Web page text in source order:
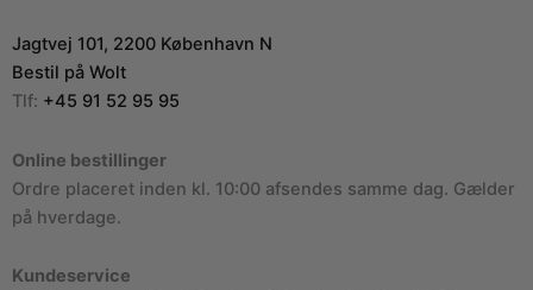
Jagtvej 101, 2200 København N
Bestil på Wolt
Tlf: +45 91 52 95 95
Online bestillinger
Ordre placeret inden kl. 10:00 afsendes samme dag. Gælder
på hverdage.
Kundeservice